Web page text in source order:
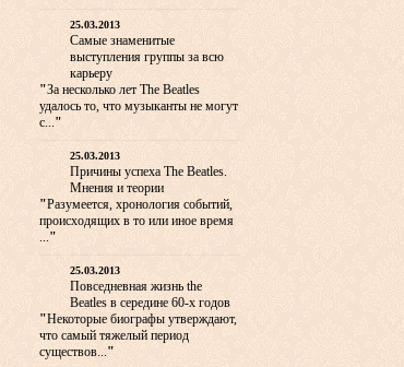
25.03.2013
Самые знаменитые
выступления группы за всю
карьеру
"За несколько лет The Beatles
удалось то, что музыканты не могут
с..."
25.03.2013
Причины успеха The Beatles.
Мнения и теории
"Разумеется, хронология событий,
происходящих в то или иное время
..."
25.03.2013
Повседневная жизнь the
Beatles в середине 60-х годов
"Некоторые биографы утверждают,
что самый тяжелый период
существов..."